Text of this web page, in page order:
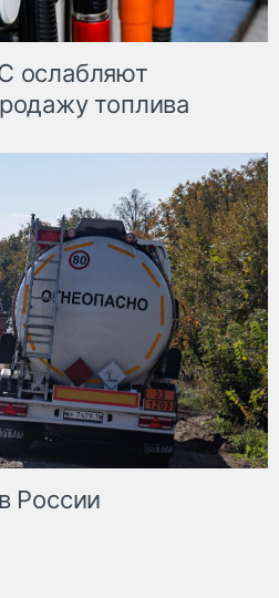
ослабляют
топлива
России